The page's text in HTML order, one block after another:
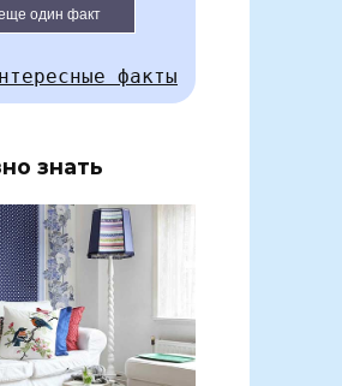
один факт
факты
знать